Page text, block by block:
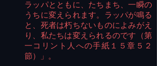
ラッパとともに、たちまち、一瞬の
うちに変えられます。ラッパが鳴る
と、死者は朽ちないものによみがえ
り、私たちは変えられるのです（第
一コリント人への手紙１５章５２
節）」。